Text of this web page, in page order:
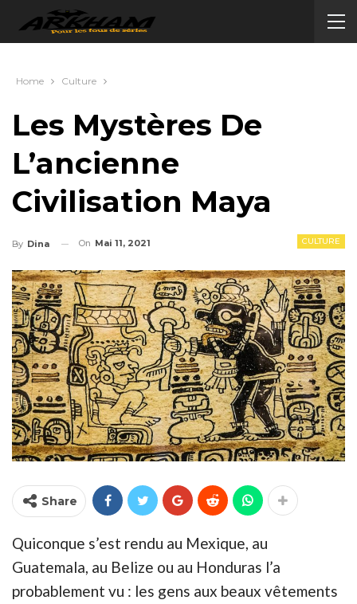
Home Culture
Les Mystères De
L’ancienne
Civilisation Maya
CULTURE
By Dina On Mai 11, 2021
Share
Quiconque s’est rendu au Mexique, au
Guatemala, au Belize ou au Honduras l’a
probablement vu : les gens aux beaux vêtements